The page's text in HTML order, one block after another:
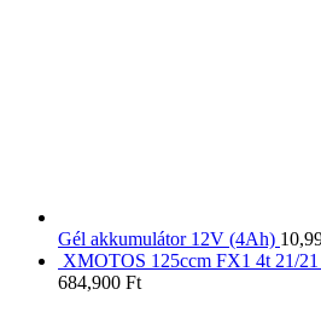
Gél akkumulátor 12V (4Ah)
XMOTOS 125ccm FX1 4t 21/21
684,900 Ft